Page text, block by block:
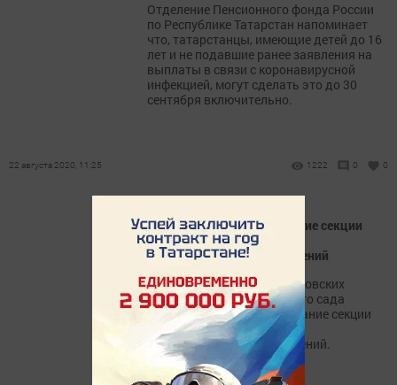
Отделение Пенсионного фонда России
по Республике Татарстан напоминает
что, татарстанцы, имеющие детей до 16
лет и не подавшие ранее заявления на
выплаты в связи с коронавирусной
инфекцией, могут сделать это до 30
сентября включительно.
22 августа 2020, 11:25 1222 0 0
В Болгаре прошло заседание секции
педагогов дошкольных
образовательных учреждений
21 августа в рамках августовских
совещаний на базе детского сада
«Родничок» прошло заседание секции
педагогов дошкольных
образовательных учреждений.